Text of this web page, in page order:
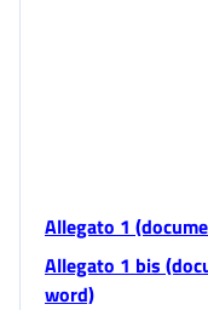
Allegato 1
Allegato 1 bis
word)